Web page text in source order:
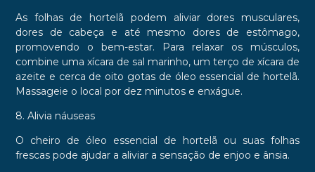
As folhas de hortelã podem aliviar dores musculares,
dores de cabeça e até mesmo dores de estômago,
promovendo o bem-estar. Para relaxar os músculos,
combine uma xícara de sal marinho, um terço de xícara de
azeite e cerca de oito gotas de óleo essencial de hortelã.
Massageie o local por dez minutos e enxágue.
8. Alivia náuseas
O cheiro de óleo essencial de hortelã ou suas folhas
frescas pode ajudar a aliviar a sensação de enjoo e ânsia.